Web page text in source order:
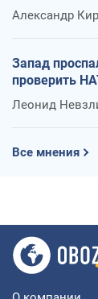
Александр
Запад
проверить
Леонид
Все мнения